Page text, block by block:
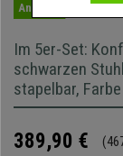
Angebot
Im 5er-Set:
schwarzen
stapelbar,
389,90 €